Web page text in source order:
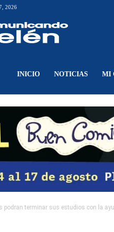
2026
Belén
INICIO NOTICIAS MI
podran terminar sus estudios con la